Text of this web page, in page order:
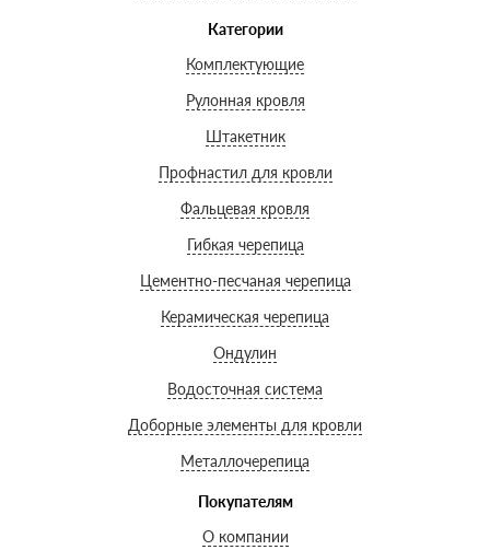
Категории
Комплектующие
Рулонная кровля
Штакетник
Профнастил для кровли
Фальцевая кровля
Гибкая черепица
Цементно-песчаная черепица
Керамическая черепица
Ондулин
Водосточная система
Доборные элементы для кровли
Металлочерепица
Покупателям
О компании